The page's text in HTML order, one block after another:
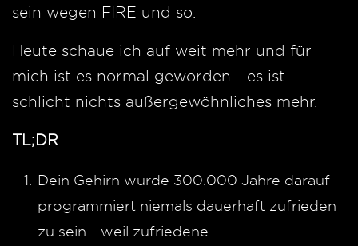
sein wegen FIRE und so.
Heute schaue ich auf weit mehr und für
mich ist es normal geworden .. es ist
schlicht nichts außergewöhnliches mehr.
TL;DR
Dein Gehirn wurde 300.000 Jahre darauf
programmiert niemals dauerhaft zufrieden
zu sein .. weil zufriedene